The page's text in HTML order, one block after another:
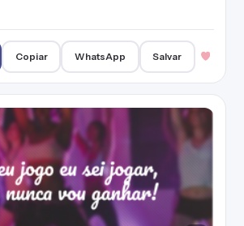
Copiar WhatsApp Salvar